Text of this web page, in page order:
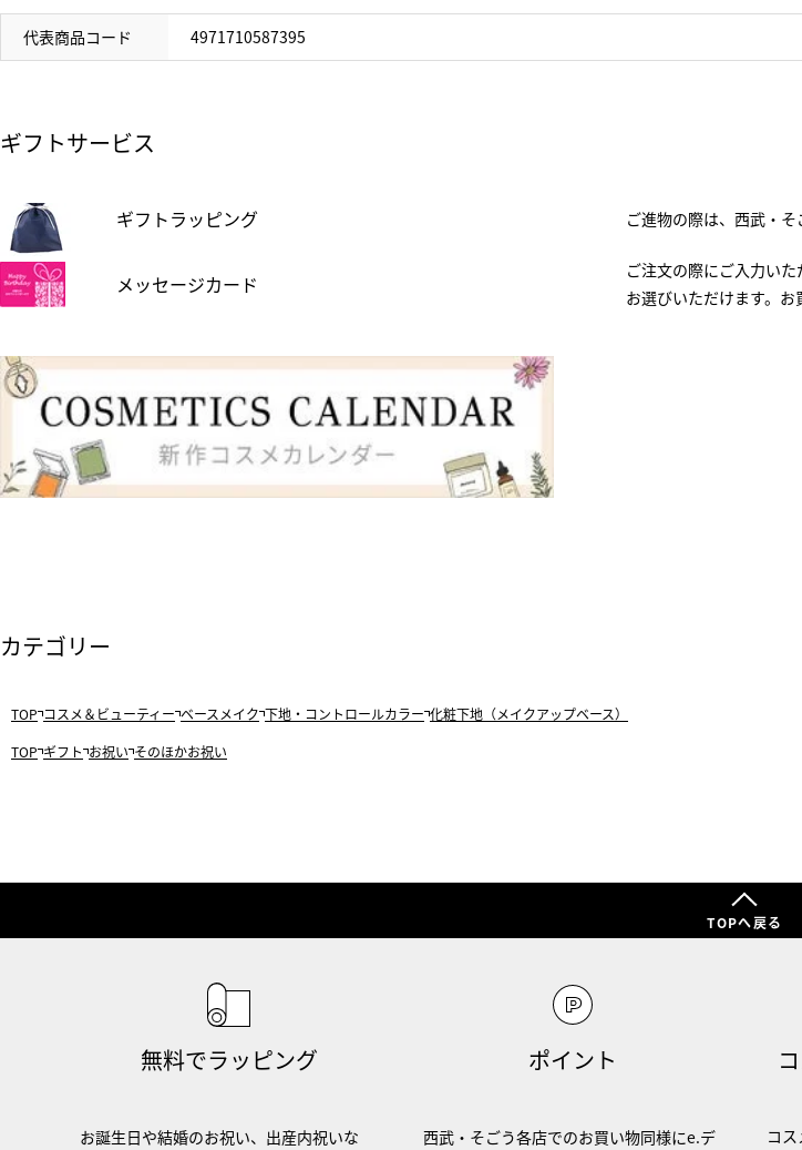
代表商品コード 4971710587395
ギフトサービス
ギフトラッピング ご進物の際は、西武・そ
メッセージカード
ご注文の際にご入力い
お選びいただけます。お
カテゴリー
TOP コスメ＆ビューティー ベースメイク 下地・コントロールカラー 化粧下地（メイクアップベース）
TOP ギフト お祝い そのほかお祝い
TOPへ戻る
無料でラッピング
お誕生日や結婚のお祝い、出産内祝いな
ポイント
西武・そごう各店でのお買い物同様にe.デ
コ